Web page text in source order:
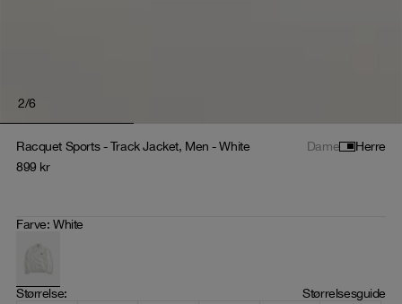
2/6
Racquet Sports - Track Jacket, Men - White Dame
Herre
899 kr
Farve:White
Størrelse: Størrelsesguide